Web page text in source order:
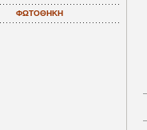
ΦΩΤΟΘΗΚΗ